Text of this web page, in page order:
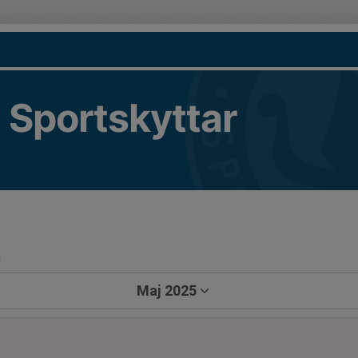
Sportskyttar
Maj 2025